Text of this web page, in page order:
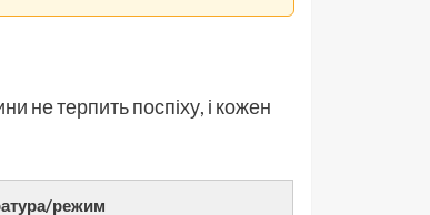
не терпить поспіху, і кожен
режим